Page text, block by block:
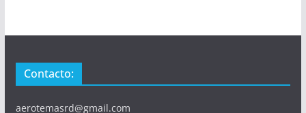
Contacto:
aerotemasrd@gmail.com